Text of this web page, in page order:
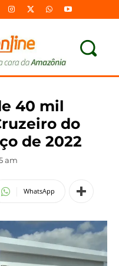
40 mil
do
de 2022
am
WhatsApp